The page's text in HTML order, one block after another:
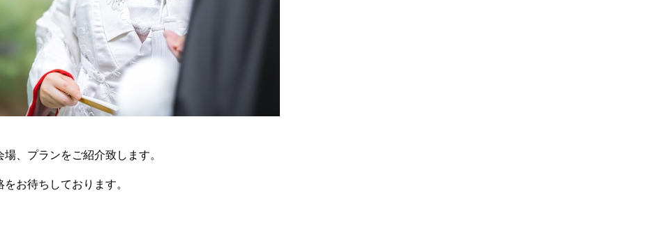
、プランをご紹介致します。
お待ちしております。